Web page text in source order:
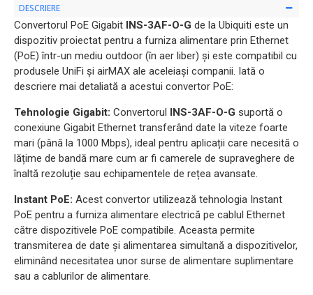
DESCRIERE
Convertorul PoE Gigabit INS-3AF-O-G de la Ubiquiti este un
dispozitiv proiectat pentru a furniza alimentare prin Ethernet
(PoE) într-un mediu outdoor (în aer liber) și este compatibil cu
produsele UniFi și airMAX ale aceleiași companii. Iată o
descriere mai detaliată a acestui convertor PoE:
Tehnologie Gigabit: Convertorul INS-3AF-O-G suportă o
conexiune Gigabit Ethernet transferând date la viteze foarte
mari (până la 1000 Mbps), ideal pentru aplicații care necesită o
lățime de bandă mare cum ar fi camerele de supraveghere de
înaltă rezoluție sau echipamentele de rețea avansate.
Instant PoE: Acest convertor utilizează tehnologia Instant
PoE pentru a furniza alimentare electrică pe cablul Ethernet
către dispozitivele PoE compatibile. Aceasta permite
transmiterea de date și alimentarea simultană a dispozitivelor,
eliminând necesitatea unor surse de alimentare suplimentare
sau a cablurilor de alimentare.